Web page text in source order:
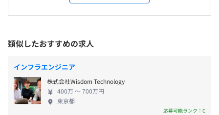
※業務上必要なスペックを満たしたPCを支給
プロジェクトごとに選択、ウォーターフォール、アジャイ
ル、スクラム
会社の定める拠点
屋内原則禁煙（喫煙室あり）
ゆりかもめ『お台場海浜公園駅』より徒歩1分
りんかい線『東京テレポート駅』より徒歩3分
・完全週休2日制（土日祝）
・年末年始休暇（12月30日～1月4日）
・年間休日124日（2026年度）
・有給休暇（入社6か月後に10日、最大20日）※平均取得
国内すべてのメガバンクから出資を受ける安定企業
の当社でなら、安心してお仕事をはじめていただけ
う！ ◆金融・行政・健康分野の開発 主力サービスは
金融機関と行政機関向けのシステム『DAIS®（預貯金
照会デジタルソリューション）』で、従来紙ベース
でおこなわれてきた事務の迅速化と情報セキュリテ
ィの強化に貢献しています。 その他、流通系銀行の
ATM監視システムや行政／ヘルスケア向け業務支援
システムなどの提案からサービスインまで携わるこ
類似したおすすめの求人
インフラエンジニア
株式会社Wisdom Technology
400万 〜 700万円
東京都
応募可能ランク：C